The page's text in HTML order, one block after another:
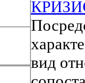
вид